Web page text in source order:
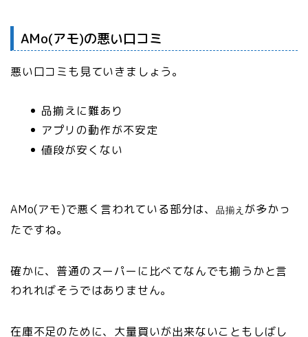
AMo(アモ)の悪い口コミ
悪い口コミも見ていきましょう。
品揃えに難あり
アプリの動作が不安定
値段が安くない
AMo(アモ)で悪く言われている部分は、品揃え が多かっ
たですね。
確かに、普通のスーパーに比べてなんでも揃うかと言
われればそうではありません。
在庫不足のために、大量買いが出来ないこともしばし